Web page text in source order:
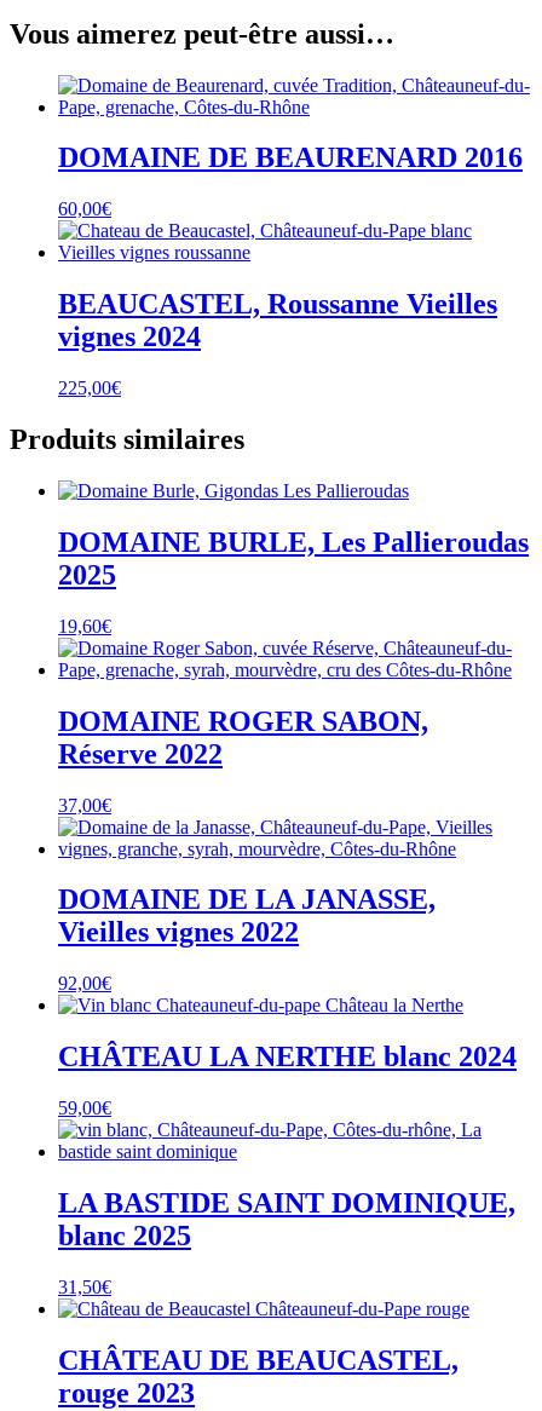
Vous aimerez peut-être aussi…
DOMAINE DE BEAURENARD 2016
60,00€
BEAUCASTEL, Roussanne Vieilles
vignes 2024
225,00€
Produits similaires
DOMAINE BURLE, Les Pallieroudas
2025
19,60€
DOMAINE ROGER SABON,
Réserve 2022
37,00€
DOMAINE DE LA JANASSE,
Vieilles vignes 2022
92,00€
CHÂTEAU LA NERTHE blanc 2024
59,00€
LA BASTIDE SAINT DOMINIQUE,
blanc 2025
31,50€
CHÂTEAU DE BEAUCASTEL,
rouge 2023